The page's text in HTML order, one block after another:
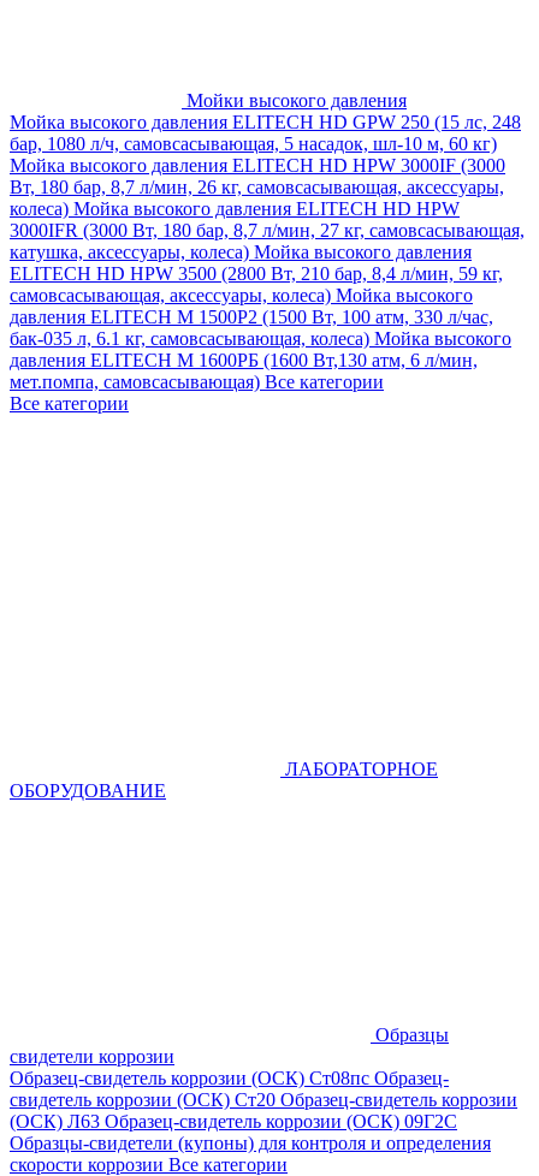
Мойки высокого давления
Мойка высокого давления ELITECH HD GPW 250 (15 лс, 248
бар, 1080 л/ч, самовсасывающая, 5 насадок, шл-10 м, 60 кг)
Мойка высокого давления ELITECH HD HPW 3000IF (3000
Вт, 180 бар, 8,7 л/мин, 26 кг, самовсасывающая, аксессуары,
колеса) Мойка высокого давления ELITECH HD HPW
3000IFR (3000 Вт, 180 бар, 8,7 л/мин, 27 кг, самовсасывающая,
катушка, аксессуары, колеса) Мойка высокого давления
ELITECH HD HPW 3500 (2800 Вт, 210 бар, 8,4 л/мин, 59 кг,
самовсасывающая, аксессуары, колеса) Мойка высокого
давления ELITECH M 1500P2 (1500 Вт, 100 атм, 330 л/час,
бак-035 л, 6.1 кг, самовсасывающая, колеса) Мойка высокого
давления ELITECH М 1600РБ (1600 Вт,130 атм, 6 л/мин,
мет.помпа, самовсасывающая) Все категории
Все категории
ЛАБОРАТОРНОЕ
ОБОРУДОВАНИЕ
Образцы
свидетели коррозии
Образец-свидетель коррозии (ОСК) Ст08пс Образец-
свидетель коррозии (ОСК) Ст20 Образец-свидетель коррозии
(ОСК) Л63 Образец-свидетель коррозии (ОСК) 09Г2С
Образцы-свидетели (купоны) для контроля и определения
скорости коррозии Все категории